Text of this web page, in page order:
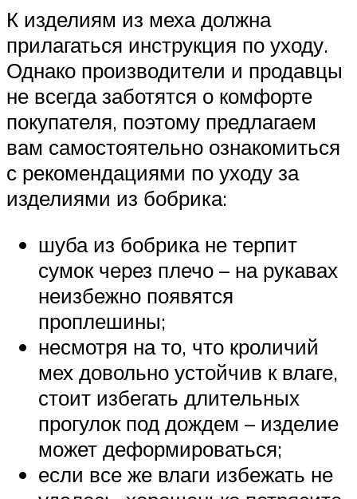
К изделиям из меха должна
прилагаться инструкция по уходу.
Однако производители и продавцы
не всегда заботятся о комфорте
покупателя, поэтому предлагаем
вам самостоятельно ознакомиться
с рекомендациями по уходу за
изделиями из бобрика:
шуба из бобрика не терпит
сумок через плечо – на рукавах
неизбежно появятся
проплешины;
несмотря на то, что кроличий
мех довольно устойчив к влаге,
стоит избегать длительных
прогулок под дождем – изделие
может деформироваться;
если все же влаги избежать не